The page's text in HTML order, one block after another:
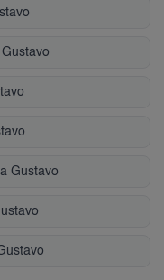
Gustavo